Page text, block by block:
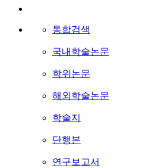
통합검색
국내학술논문
학위논문
해외학술논문
학술지
단행본
연구보고서